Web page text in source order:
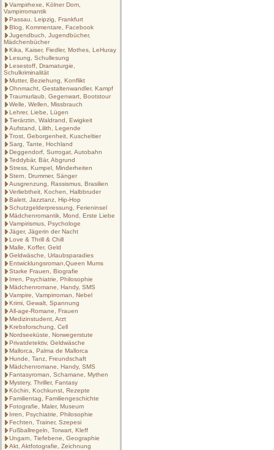
Vampirhexe, Kölner Dom,
Vampirromantik
Passau. Leipzig, Frankfurt
Blog, Kommentare, Facebook
Jugendbuch, Jugendbücher,
Mädchenbücher
Kika, Kaiser, Fiedler, Mothes, LeHuray
Lesung, Schullesung
Lesestoff, Dramaturgie,
Schulkriminalität
Mutter, Beziehung, Konflikt
Ohnmacht, Gestaltenwandler, Kampf
Traumurlaub, Gegenwart, Bootstour
Welle, Wellen, Missbrauch
Lehrer, Liebe, Lügen
Tierärztin, Waldrand, Ewigkeit
Aufstand, Lilith, Legende
Trost, Geborgenheit, Kuscheltier
Sarg, Tante, Hochland
Deggendorf, Surrogat, Autobahn
Teddybär, Bär, Abgrund
Stress, Kumpel, Minderheiten
Stern, Drummer, Sänger
Ausgrenzung, Rassismus, Brasilien
Verliebtheit, Kochen, Halbbruder
Balett, Jazztanz, Hip-Hop
Schutzgelderpressung, Ferieninsel
Mädchenromantik, Mond, Erste Liebe
Vampirismus, Psychologe
Jäger, Jägerin der Nacht
Love & Thrill & Chill
Malle, Koffer, Geld
Geldwäsche, Urlaubsparadies
Entwicklungsroman,Queen Mums
Starke Frauen, Biografie
Irren, Psychiatrie, Philosophie
Mädchenromane, Handy, SMS
Vampire, Vampirroman, Nebel
Krimi, Gewalt, Spannung
All-age-Romane, Frauen
Medizinstudent, Arzt
Krebsforschung, Cell
Nordseeküste, Norwegerstute
Privatdetektiv, Geldwäsche
Mallorca, Palma de Mallorca
Hunde, Tanz, Freundschaft
Mädchenromane, Handy, SMS
Fantasyroman, Schamane, Mythen
Mystery, Thriller, Fantasy
Köchin, Kochkunst, Rezepte
Familientag, Familiengeschichte
Fotografie, Maler, Museum
Irren, Psychiatrie, Philosophie
Fechten, Trainer, Szepesi
Fußballregeln, Torwart, Kleff
Ungarn, Tiefebene, Geographie
Akt, Aktfotografie, Zeichnung